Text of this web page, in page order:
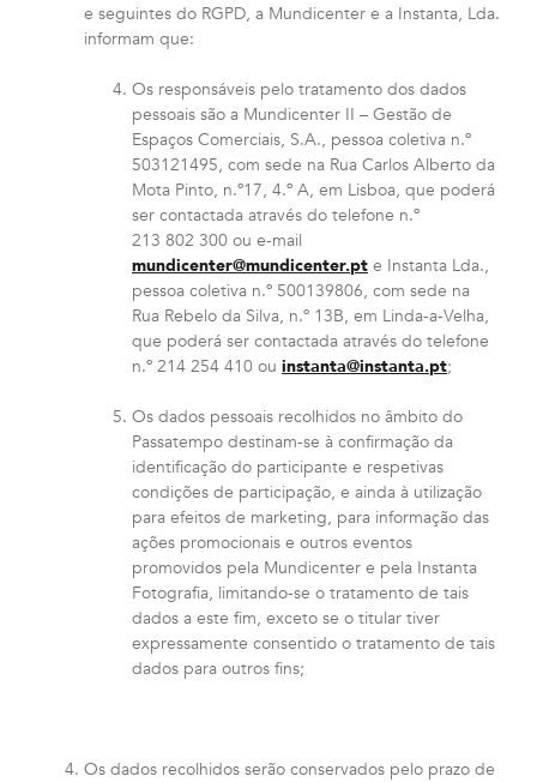
e seguintes do RGPD, a Mundicenter e a Instanta, Lda.
informam que:
Os responsáveis pelo tratamento dos dados
pessoais são a Mundicenter II – Gestão de
Espaços Comerciais, S.A., pessoa coletiva n.º
503121495, com sede na Rua Carlos Alberto da
Mota Pinto, n.º17, 4.º A, em Lisboa, que poderá
ser contactada através do telefone n.º
213 802 300 ou e-mail
mundicenter@mundicenter.pt e Instanta Lda.,
pessoa coletiva n.º 500139806, com sede na
Rua Rebelo da Silva, n.º 13B, em Linda-a-Velha,
que poderá ser contactada através do telefone
n.º 214 254 410 ou instanta@instanta.pt;
Os dados pessoais recolhidos no âmbito do
Passatempo destinam-se à confirmação da
identificação do participante e respetivas
condições de participação, e ainda à utilização
para efeitos de marketing, para informação das
ações promocionais e outros eventos
promovidos pela Mundicenter e pela Instanta
Fotografia, limitando-se o tratamento de tais
dados a este fim, exceto se o titular tiver
expressamente consentido o tratamento de tais
dados para outros fins;
Os dados recolhidos serão conservados pelo prazo de